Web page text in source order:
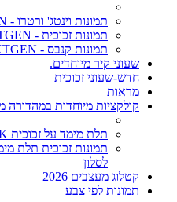
תמונות וינטג' ורטרו - NEXTGEN
תמונות זכוכית - NEXTGEN
תמונות קנבס - NEXTGEN
שעוני קיר מיוחדים.
חדש-שעוני זכוכית
מראות
קולקציות מיוחדות במהדורה
תלת מימד על זכוכית 4K
תמונות זכוכית תלת
לסלון
קטלוג מעצבים 2026
תמונות לפי צבע